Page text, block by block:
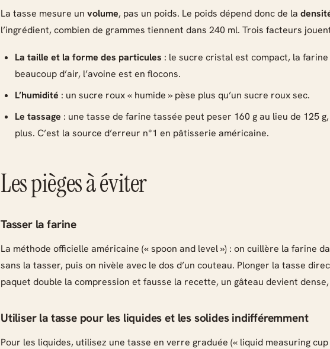
La tasse mesure un volume, pas un poids. Le poids dépend donc de la
l’ingrédient, combien de grammes tiennent dans 240 ml. Trois facteurs
La taille et la forme des particules : le sucre cristal est compact, la
beaucoup d’air, l’avoine est en flocons.
L’humidité : un sucre roux « humide » pèse plus qu’un sucre roux sec.
Le tassage : une tasse de farine tassée peut peser 160 g au lieu de 125
plus. C’est la source d’erreur n°1 en pâtisserie américaine.
Les pièges à éviter
Tasser la farine
La méthode officielle américaine (« spoon and level ») : on cuillère la farine
sans la tasser, puis on nivèle avec le dos d’un couteau. Plonger la tasse
paquet double la compression et fausse la recette, un gâteau devient
Utiliser la tasse pour les liquides et les solides indifféremment
Pour les liquides, utilisez une tasse en verre graduée (« liquid measuring cup